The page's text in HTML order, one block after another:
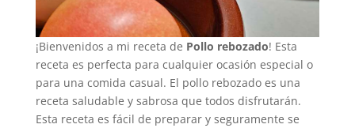
¡Bienvenidos a mi receta de Pollo rebozado! Esta
receta es perfecta para cualquier ocasión especial o
para una comida casual. El pollo rebozado es una
receta saludable y sabrosa que todos disfrutarán.
Esta receta es fácil de preparar y seguramente se